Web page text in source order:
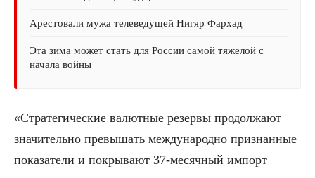
Арестовали мужа телеведущей Нигяр Фархад
Эта зима может стать для России самой тяжелой с
начала войны
«Стратегические валютные резервы продолжают
значительно превышать международно признанные
показатели и покрывают 37-месячный импорт